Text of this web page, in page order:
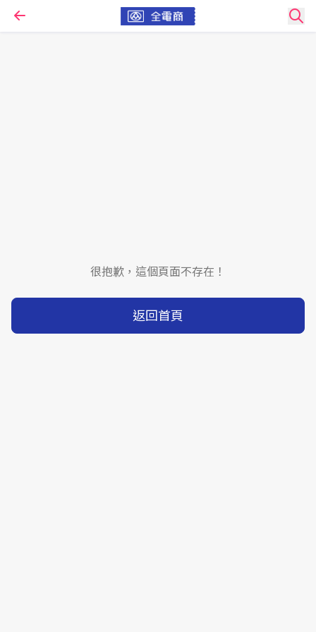
很抱歉，這個頁面不存在！
返回首頁